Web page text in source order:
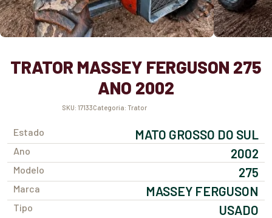
TRATOR MASSEY FERGUSON 275
ANO 2002
SKU: 17133 Categoria: Trator
Estado MATO GROSSO DO SUL
Ano 2002
Modelo 275
Marca MASSEY FERGUSON
Tipo USADO